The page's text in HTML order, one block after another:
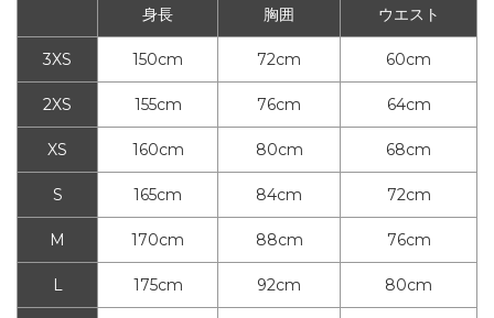
身長 胸囲 ウエスト
3XS 150cm 72cm 60cm
2XS 155cm 76cm 64cm
XS 160cm 80cm 68cm
S 165cm 84cm 72cm
M 170cm 88cm 76cm
L 175cm 92cm 80cm